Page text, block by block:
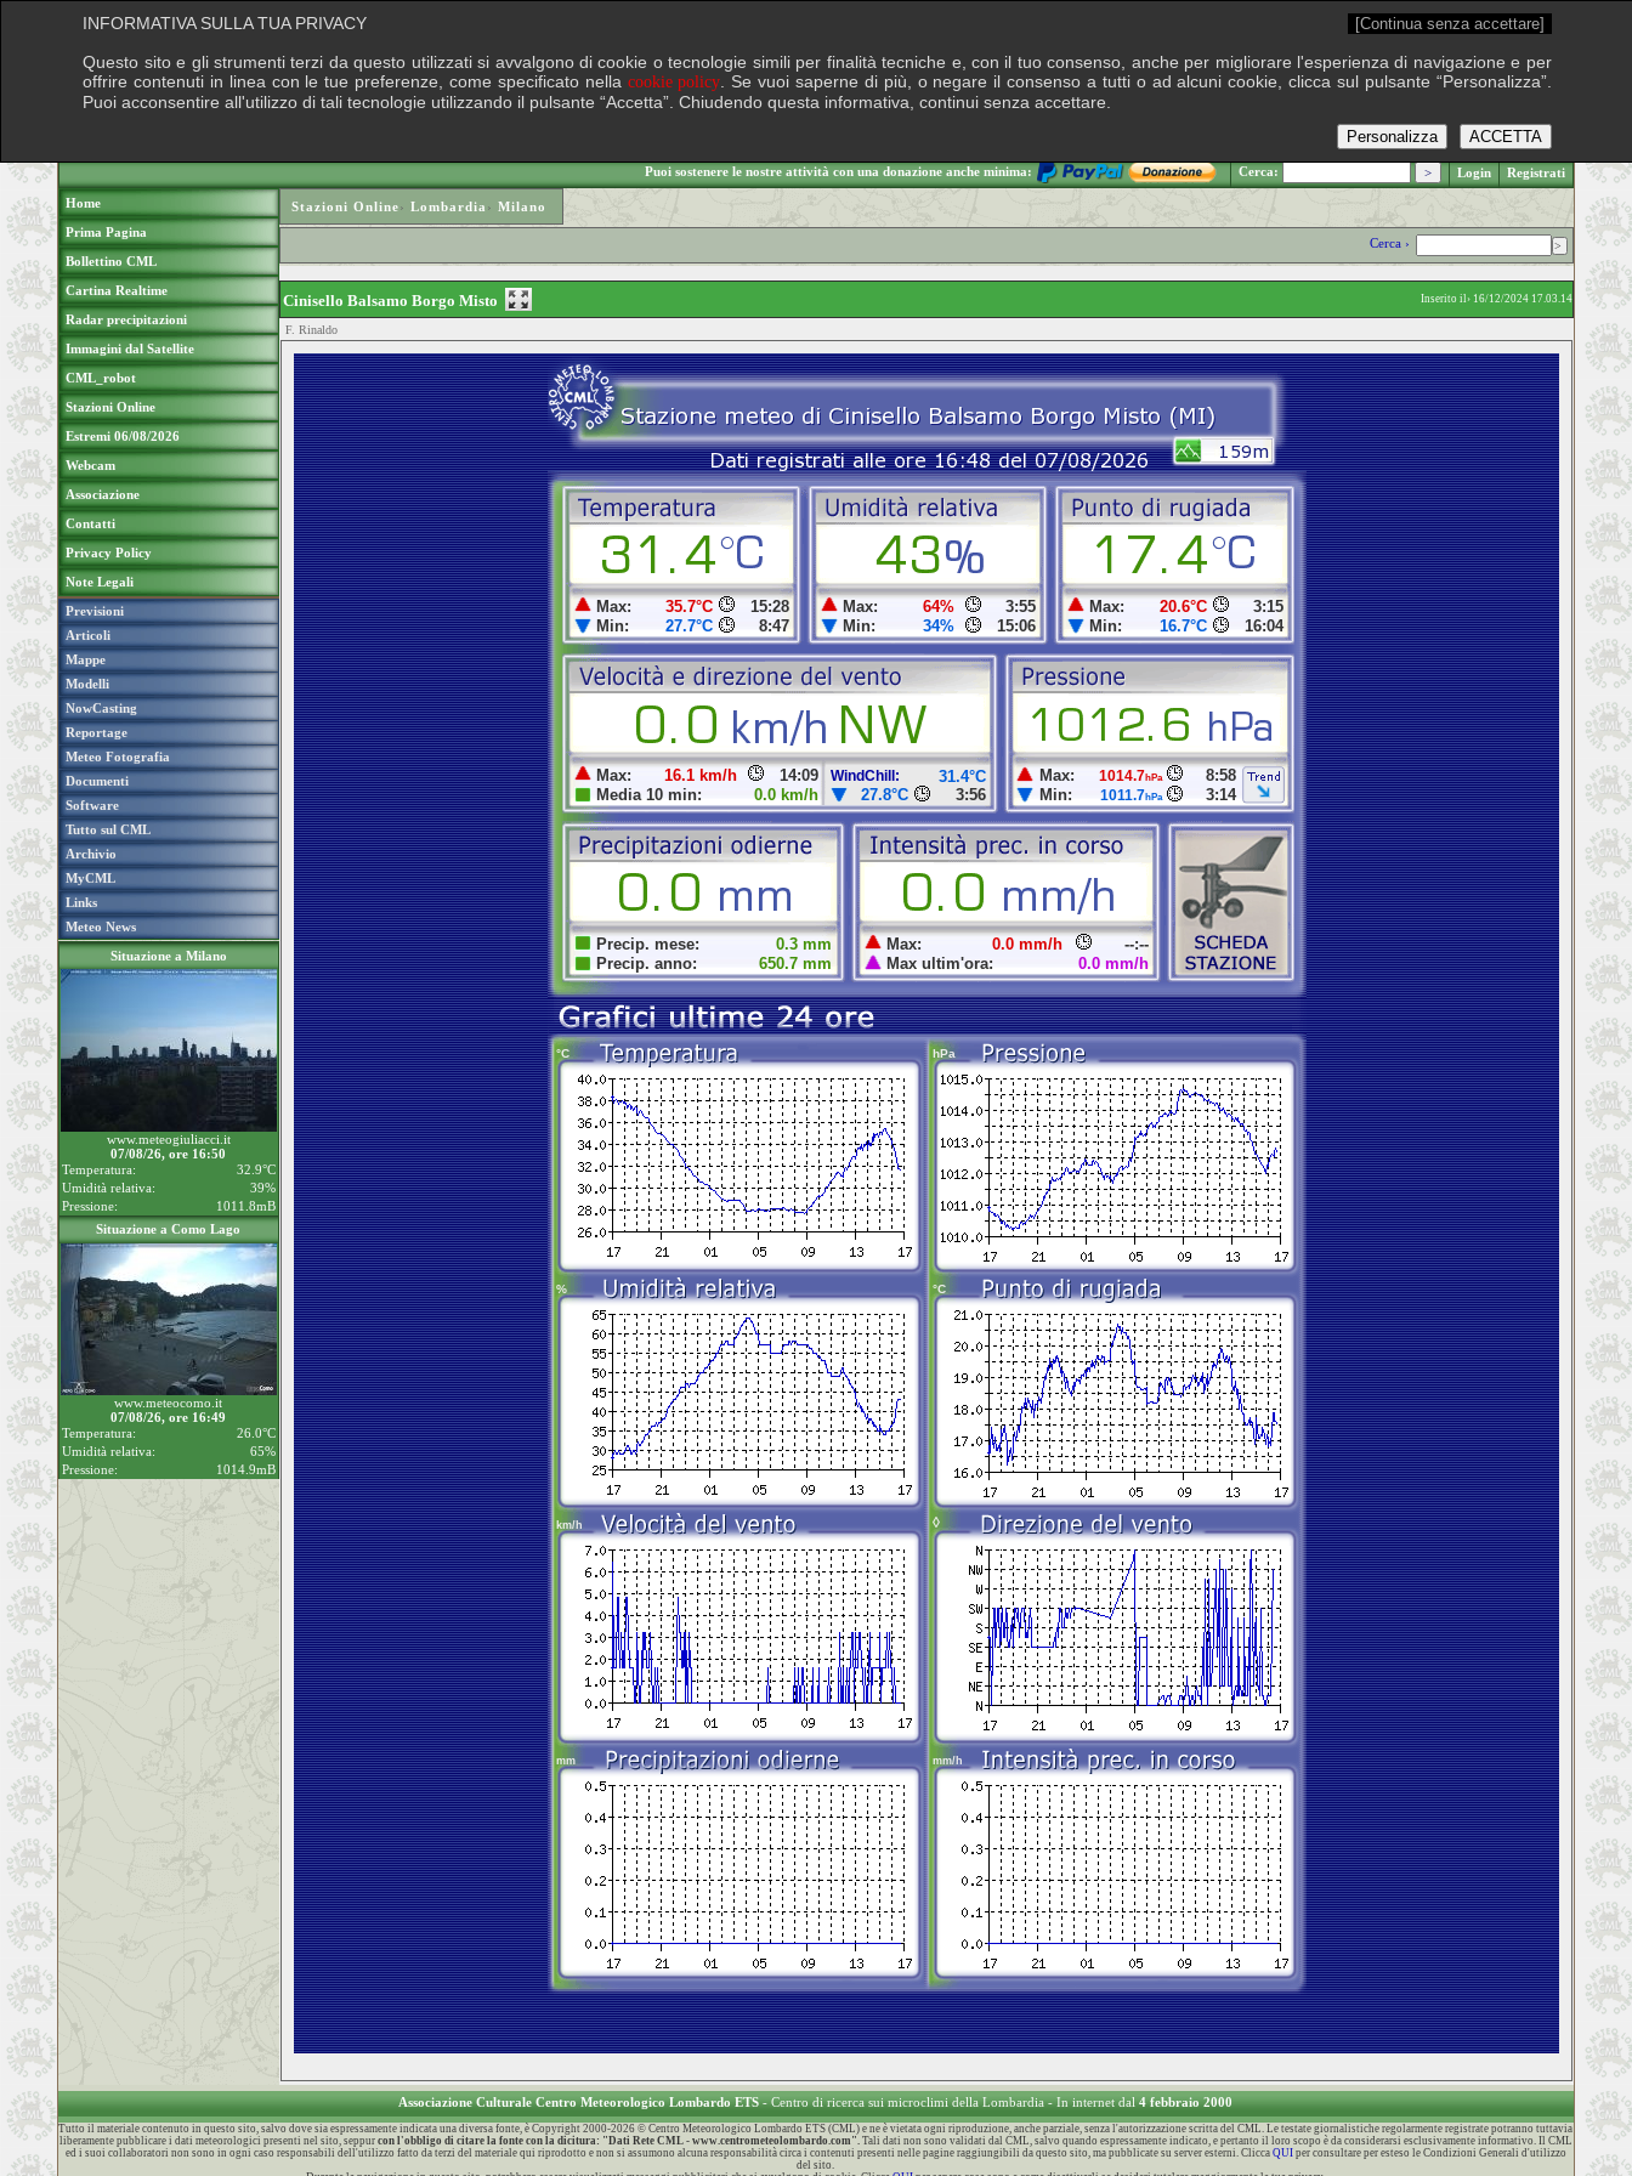
.: Venerdì 7 agosto 2026
Puoi sostenere le nostre attività con una donazione anche minima: Cerca: Login Registrati
Home
Prima Pagina
Bollettino CML
Cartina Realtime
Radar precipitazioni
Immagini dal Satellite
CML_robot
Stazioni Online
Estremi 06/08/2026
Webcam
Associazione
Contatti
Privacy Policy
Note Legali
Previsioni
Articoli
Mappe
Modelli
NowCasting
Reportage
Meteo Fotografia
Documenti
Software
Tutto sul CML
Archivio
MyCML
Links
Meteo News
Situazione a Milano
www.meteogiuliacci.it
07/08/26, ore 16:50
Temperatura:
32.9°C
Umidità relativa:
39%
Pressione:
1011.8mB
Situazione a Como Lago
www.meteocomo.it
07/08/26, ore 16:49
Temperatura:
26.0°C
Umidità relativa:
65%
Pressione:
1014.9mB
Stazioni Online› Lombardia › Milano
Cerca ›
Cinisello Balsamo Borgo Misto Inserito il› 16/12/2024 17.03.14
F. Rinaldo
Associazione Culturale Centro Meteorologico Lombardo ETS- Centro di ricerca sui microclimi della Lombardia - In internet dal4 febbraio 2000
Tutto il materiale contenuto in questo sito, salvo dove sia espressamente indicata una diversa fonte, è Copyright 2000-2026 © Centro Meteorologico Lombardo ETS (CML) e ne è vietata ogni riproduzione, anche parziale, senza l'autorizzazione scritta del CML. Le testate giornalistiche regolarmente registrate potranno tuttavia
liberamente pubblicare i dati meteorologici presenti nel sito, seppur con l'obbligo di citare la fonte con la dicitura: "Dati Rete CML - www.centrometeolombardo.com".Tali dati non sono validati dal CML, salvo quando espressamente indicato, e pertanto il loro scopo è da considerarsi esclusivamente informativo. Il CML
ed i suoi collaboratori non sono in ogni caso responsabili dell'utilizzo fatto da terzi del materiale qui riprodotto e non si assumono alcuna responsabilità circa i contenuti presenti nelle pagine raggiungibili da questo sito, ma pubblicate su server esterni. Clicca QUIper consultare per esteso le Condizioni Generali d'utilizzo
del sito.
INFORMATIVA SULLA TUA PRIVACY [Continua senza accettare]
Questo sito e gli strumenti terzi da questo utilizzati si avvalgono di cookie o tecnologie simili per finalità tecniche e, con il tuo consenso, anche per migliorare l'esperienza di navigazione e per
offrire contenuti in linea con le tue preferenze, come specificato nella cookie policy . Se vuoi saperne di più, o negare il consenso a tutti o ad alcuni cookie, clicca sul pulsante “Personalizza”.
Puoi acconsentire all'utilizzo di tali tecnologie utilizzando il pulsante “Accetta”. Chiudendo questa informativa, continui senza accettare.
ACCETTA
Personalizza